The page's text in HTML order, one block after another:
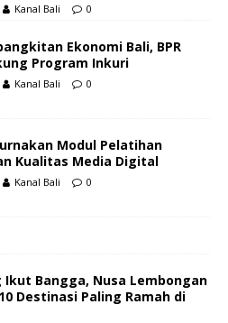
Kanal Bali 0
Ekonomi Bali, BPR
Program Inkuri
Kanal Bali 0
Modul Pelatihan
Kualitas Media Digital
Kanal Bali 0
Ikut Bangga, Nusa Lembongan
Destinasi Paling Ramah di